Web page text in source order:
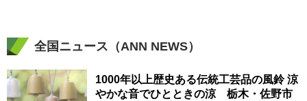
全国ニュース（ANN NEWS）
1000年以上歴史ある伝統工芸品の風鈴 涼
やかな音でひとときの涼 栃木・佐野市